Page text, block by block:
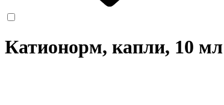
Катионорм, капли, 10 мл